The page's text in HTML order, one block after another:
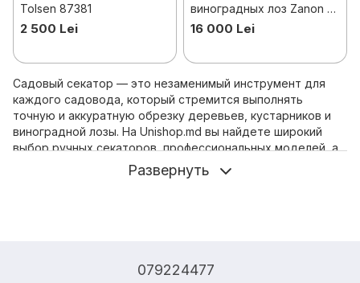
Tolsen 87381
2 500 Lei
виноградных лоз Zanon ZL
25 на аккумуляторе
16 000 Lei
Садовый секатор — это незаменимый инструмент для
каждого садовода, который стремится выполнять
точную и аккуратную обрезку деревьев, кустарников и
виноградной лозы. На Unishop.md вы найдете широкий
выбор ручных секаторов, профессиональных моделей, а
также современные аккумуляторные секаторы для
облегчённой работы.
за садом, виноградником или для профессионального
Развернуть
079224477